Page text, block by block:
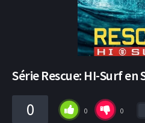
Série Rescue: HI-Surf en
0 0 0